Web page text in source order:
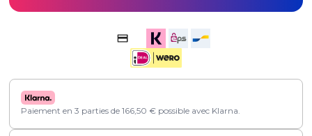
Paiement en 3 parties de 166,50 € possible avec Klarna.